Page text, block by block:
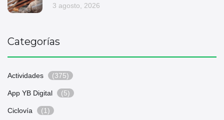
3 agosto, 2026
Categorías
Actividades (375)
App YB Digital (5)
Ciclovía (1)